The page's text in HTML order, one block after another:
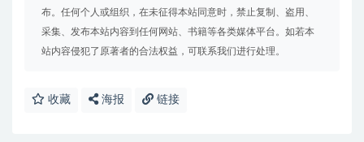
布。任何个人或组织，在未征得本站同意时，禁止复制、盗用、
采集、发布本站内容到任何网站、书籍等各类媒体平台。如若本
站内容侵犯了原著者的合法权益，可联系我们进行处理。
收藏 海报 链接